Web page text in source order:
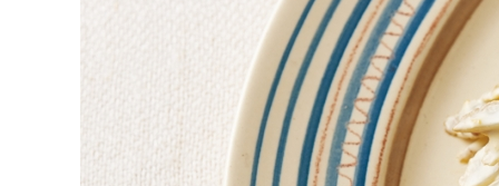
K
エ
デ
ュ
ケ
ー
シ
ョ